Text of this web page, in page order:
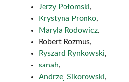
Jerzy Połomski,
Krystyna Prońko,
Maryla Rodowicz,
Robert Rozmus,
Ryszard Rynkowski,
sanah,
Andrzej Sikorowski,